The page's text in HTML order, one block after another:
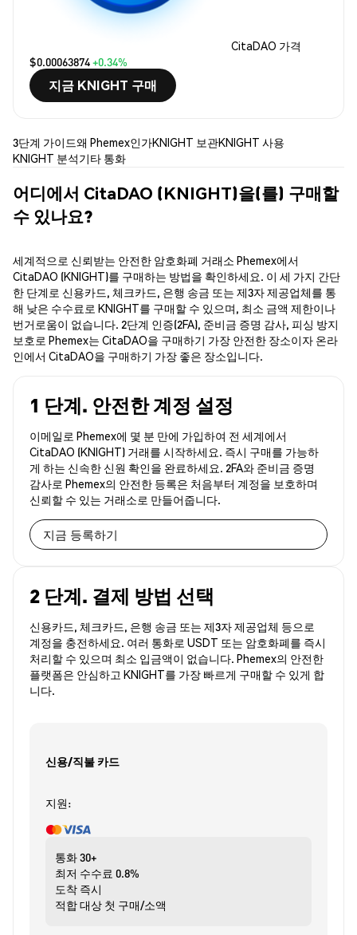
CitaDAO 가격
$0.00063874+0.34%
지금 KNIGHT 구매
3단계 가이드왜 Phemex인가KNIGHT 보관KNIGHT 사용
KNIGHT 분석기타 통화
어디에서 CitaDAO (KNIGHT)을(를) 구매할
수 있나요?
세계적으로 신뢰받는 안전한 암호화폐 거래소 Phemex에서
CitaDAO (KNIGHT)를 구매하는 방법을 확인하세요. 이 세 가지 간단
한 단계로 신용카드, 체크카드, 은행 송금 또는 제3자 제공업체를 통
해 낮은 수수료로 KNIGHT를 구매할 수 있으며, 최소 금액 제한이나
번거로움이 없습니다. 2단계 인증(2FA), 준비금 증명 감사, 피싱 방지
보호로 Phemex는 CitaDAO을 구매하기 가장 안전한 장소이자 온라
인에서 CitaDAO을 구매하기 가장 좋은 장소입니다.
1 단계. 안전한 계정 설정
이메일로 Phemex에 몇 분 만에 가입하여 전 세계에서
CitaDAO (KNIGHT) 거래를 시작하세요. 즉시 구매를 가능하
게 하는 신속한 신원 확인을 완료하세요. 2FA와 준비금 증명
감사로 Phemex의 안전한 등록은 처음부터 계정을 보호하며
신뢰할 수 있는 거래소로 만들어줍니다.
지금 등록하기
2 단계. 결제 방법 선택
신용카드, 체크카드, 은행 송금 또는 제3자 제공업체 등으로
계정을 충전하세요. 여러 통화로 USDT 또는 암호화폐를 즉시
처리할 수 있으며 최소 입금액이 없습니다. Phemex의 안전한
플랫폼은 안심하고 KNIGHT를 가장 빠르게 구매할 수 있게 합
니다.
신용/직불 카드
지원:
통화30+
최저 수수료 0.8%
도착 즉시
적합 대상 첫 구매/소액